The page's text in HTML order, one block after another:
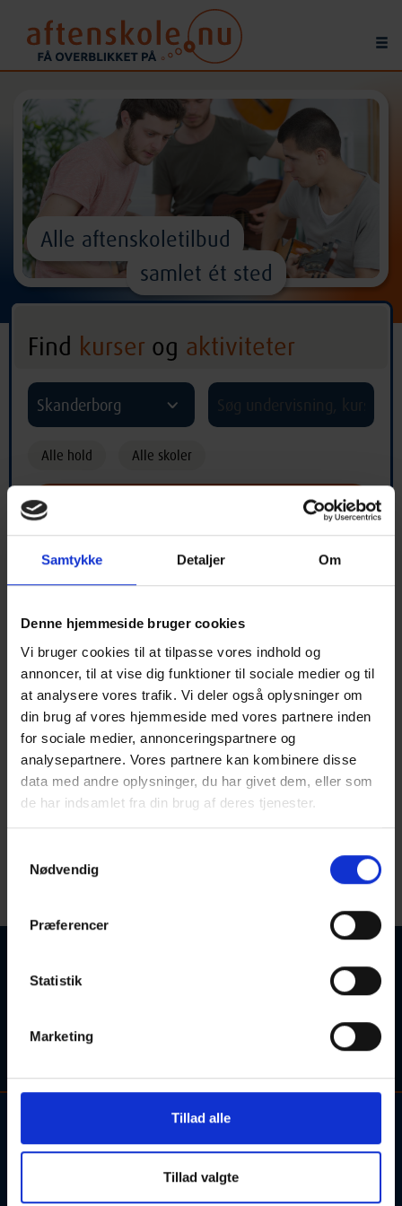
Samtykke Detaljer Om
Denne hjemmeside bruger cookies
Vi bruger cookies til at tilpasse vores indhold og
annoncer, til at vise dig funktioner til sociale medier og til
at analysere vores trafik. Vi deler også oplysninger om
din brug af vores hjemmeside med vores partnere inden
for sociale medier, annonceringspartnere og
analysepartnere. Vores partnere kan kombinere disse
data med andre oplysninger, du har givet dem, eller som
de har indsamlet fra din brug af deres tjenester.
Nødvendig
Præferencer
Statistik
Marketing
Tillad alle
Tillad valgte
Alle aftenskoletilbud
samlet ét sted
Find kurser og aktiviteter
Skanderborg ^
Alle hold Alle skoler
A B C D E F G H
J K L M N O P Q R
S T U V X Y Z
Å *
eller søgeordet i en kortere sproglig form (fx. "engelsk" i
stedet for "engelskundervisning").
Kontakt og information om aftenskolehold, arrangementer og
tilmelding:
Alle henvendelser bedes rettet til de udbydende skoler.